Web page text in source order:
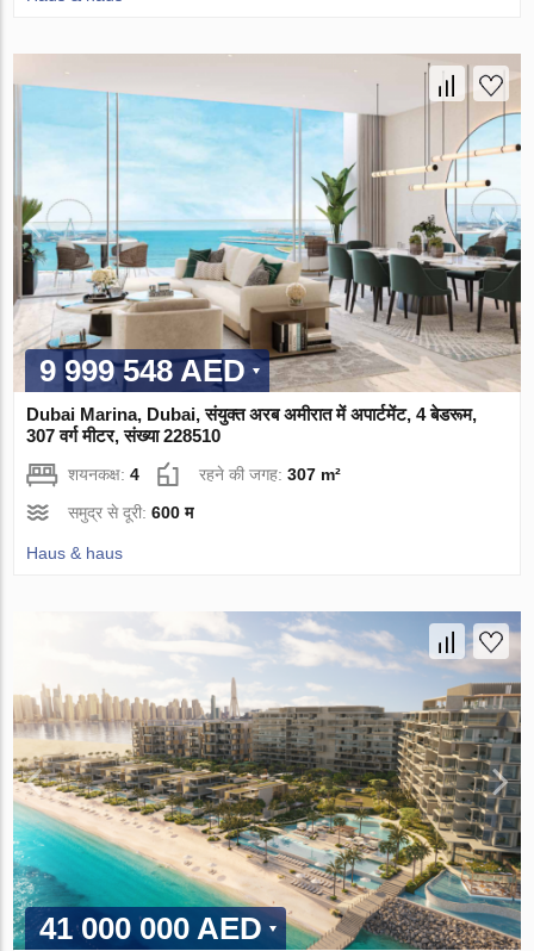
9 999 548 AED
Dubai Marina, Dubai, संयुक्त अरब अमीरात में अपार्टमेंट, 4 बेडरूम,
307 वर्ग मीटर, संख्या 228510
शयनकक्ष:4 रहने की जगह:307 m²
समुद्र से दूरी:600 म
Haus & haus
41 000 000 AED